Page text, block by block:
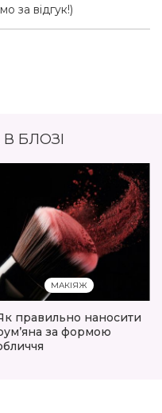
за відгук!)
БЛОЗІ
МАКІЯЖ
правильно наносити
за формою